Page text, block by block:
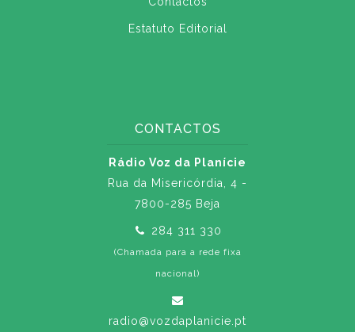
Estatuto Editorial
CONTACTOS
Rádio Voz da Planície
Rua da Misericórdia, 4 -
7800-285 Beja
284 311 330
(Chamada para a rede fixa
nacional)
radio@vozdaplanicie.pt